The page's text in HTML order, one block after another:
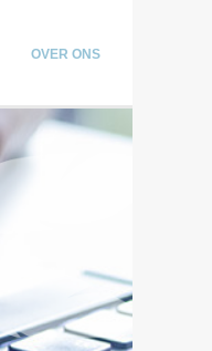
OVER ONS